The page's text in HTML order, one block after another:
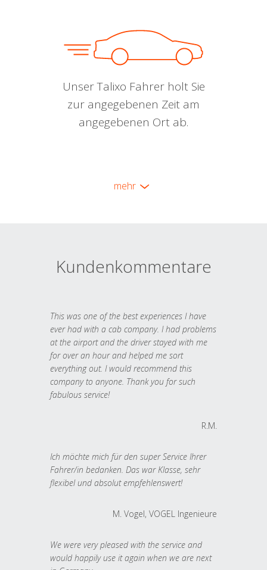
Unser Talixo Fahrer holt Sie
zur angegebenen Zeit am
angegebenen Ort ab.
mehr
Kundenkommentare
This was one of the best experiences I have
ever had with a cab company. I had problems
at the airport and the driver stayed with me
for over an hour and helped me sort
everything out. I would recommend this
company to anyone. Thank you for such
fabulous service!
R.M.
Ich möchte mich für den super Service Ihrer
Fahrer/in bedanken. Das war Klasse, sehr
flexibel und absolut empfehlenswert!
M. Vogel, VOGEL Ingenieure
We were very pleased with the service and
would happily use it again when we are next